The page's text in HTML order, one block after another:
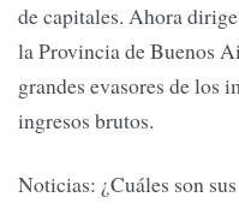
de capitales. Ahora
la Provincia de Buenos
grandes evasores de los
ingresos brutos.
Noticias: ¿Cuáles son